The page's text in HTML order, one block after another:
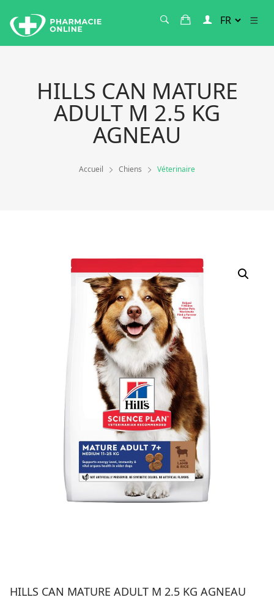
HILLS CAN MATURE
ADULT M 2.5 KG
AGNEAU
Accueil Chiens Véterinaire
HILLS CAN MATURE ADULT M 2.5 KG AGNEAU